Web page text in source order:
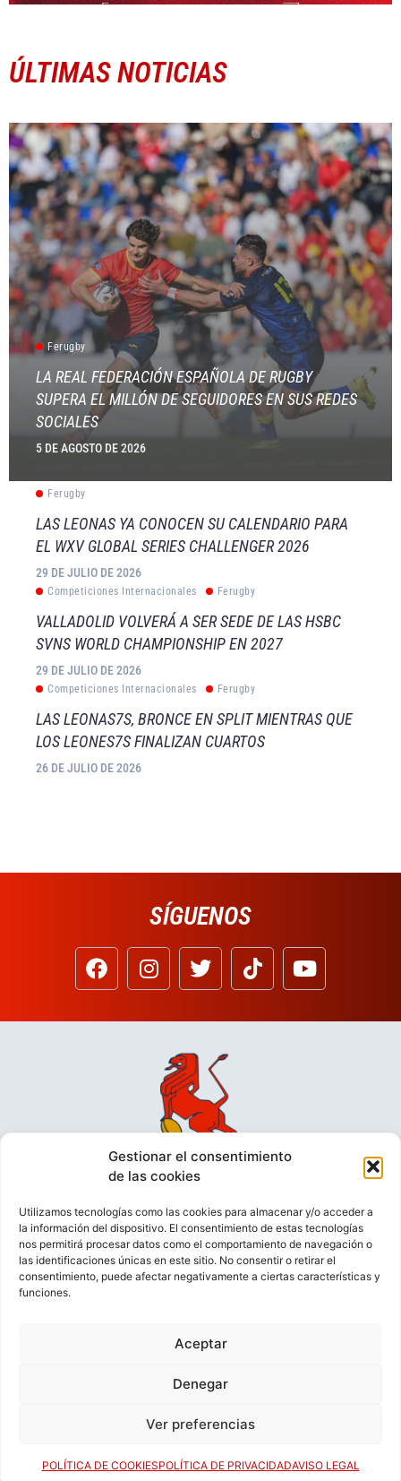
Gestionar el consentimiento
de las cookies
Utilizamos tecnologías como las cookies para almacenar y/o acceder a
la información del dispositivo. El consentimiento de estas tecnologías
nos permitirá procesar datos como el comportamiento de navegación o
las identificaciones únicas en este sitio. No consentir o retirar el
consentimiento, puede afectar negativamente a ciertas características y
funciones.
Aceptar
Denegar
Ver preferencias
POLÍTICA DE COOKIESPOLÍTICA DE PRIVACIDADAVISO LEGAL
ÚLTIMAS NOTICIAS
Ferugby
LA REAL FEDERACIÓN ESPAÑOLA DE RUGBY
SUPERA EL MILLÓN DE SEGUIDORES EN SUS REDES
SOCIALES
5 DE AGOSTO DE 2026
Ferugby
LAS LEONAS YA CONOCEN SU CALENDARIO PARA
EL WXV GLOBAL SERIES CHALLENGER 2026
29 DE JULIO DE 2026
Competiciones Internacionales Ferugby
VALLADOLID VOLVERÁ A SER SEDE DE LAS HSBC
SVNS WORLD CHAMPIONSHIP EN 2027
29 DE JULIO DE 2026
Competiciones Internacionales Ferugby
LAS LEONAS7S, BRONCE EN SPLIT MIENTRAS QUE
LOS LEONES7S FINALIZAN CUARTOS
26 DE JULIO DE 2026
SÍGUENOS
VIDEOCONFERENCIAS
POLÍTICA DE PRIVACIDAD
CONTACTO
© FEDERACIÓN ESPAÑOLA DE RUGBY 2023.